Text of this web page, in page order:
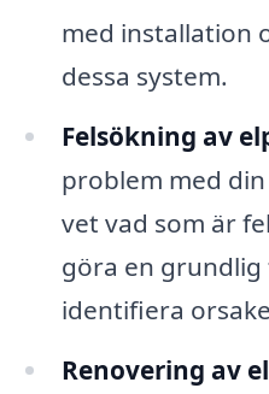
med installation
dessa system.
Felsökning av
problem med
vet vad som är
göra en
identifiera
Renovering av